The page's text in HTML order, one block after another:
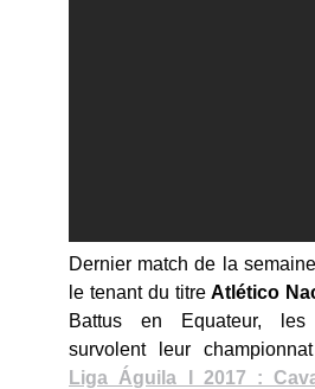
Dernier match de la
le tenant du titreAtlético
Battus en Equateur, les
survolent leur
Liga Águila I 2017 :